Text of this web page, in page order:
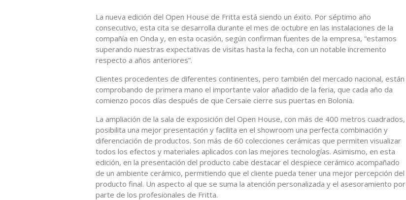
La nueva edición del Open House de Fritta está siendo un éxito. Por séptimo año
consecutivo, esta cita se desarrolla durante el mes de octubre en las instalaciones de la
compañía en Onda y, en esta ocasión, según confirman fuentes de la empresa, “estamos
superando nuestras expectativas de visitas hasta la fecha, con un notable incremento
respecto a años anteriores”.
Clientes procedentes de diferentes continentes, pero también del mercado nacional, están
comprobando de primera mano el importante valor añadido de la feria, que cada año da
comienzo pocos días después de que Cersaie cierre sus puertas en Bolonia.
La ampliación de la sala de exposición del Open House, con más de 400 metros cuadrados,
posibilita una mejor presentación y facilita en el showroom una perfecta combinación y
diferenciación de productos. Son más de 60 colecciones cerámicas que permiten visualizar
todos los efectos y materiales aplicados con las mejores tecnologías. Asimismo, en esta
edición, en la presentación del producto cabe destacar el despiece cerámico acompañado
de un ambiente cerámico, permitiendo que el cliente pueda tener una mejor percepción del
producto final. Un aspecto al que se suma la atención personalizada y el asesoramiento por
parte de los profesionales de Fritta.